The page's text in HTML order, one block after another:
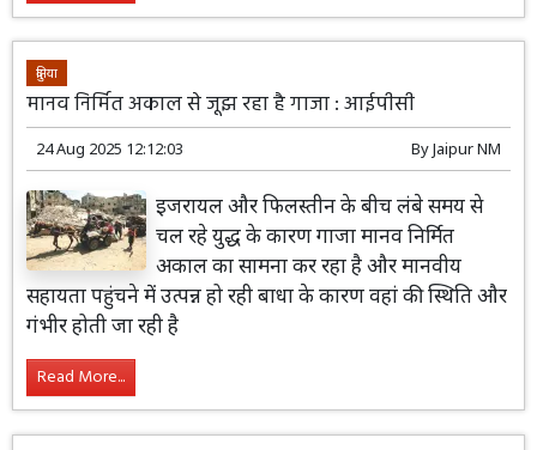
दुनिया
मानव निर्मित अकाल से जूझ रहा है गाजा : आईपीसी
24 Aug 2025 12:12:03 ByJaipur NM
इजरायल और फिलस्तीन के बीच लंबे समय से
चल रहे युद्ध के कारण गाजा मानव निर्मित
अकाल का सामना कर रहा है और मानवीय
सहायता पहुंचने में उत्पन्न हो रही बाधा के कारण वहां की स्थिति और
गंभीर होती जा रही है
Read More...